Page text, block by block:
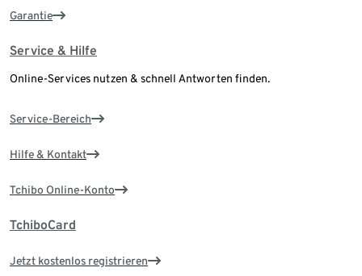
Garantie
Service & Hilfe
Online-Services nutzen & schnell Antworten finden.
Service-Bereich
Hilfe & Kontakt
Tchibo Online-Konto
TchiboCard
Jetzt kostenlos registrieren